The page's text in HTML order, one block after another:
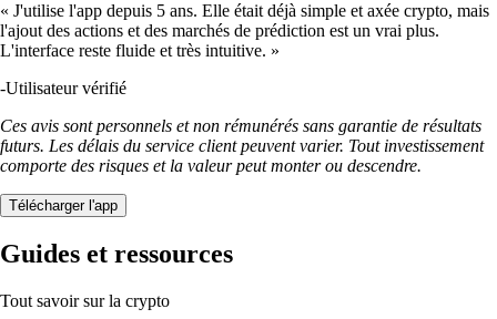
« J'utilise l'app depuis 5 ans. Elle était déjà simple et axée crypto, mais
l'ajout des actions et des marchés de prédiction est un vrai plus.
L'interface reste fluide et très intuitive. »
-Utilisateur vérifié
Ces avis sont personnels et non rémunérés sans garantie de résultats
futurs. Les délais du service client peuvent varier. Tout investissement
comporte des risques et la valeur peut monter ou descendre.
Télécharger l'app
Guides et ressources
Tout savoir sur la crypto